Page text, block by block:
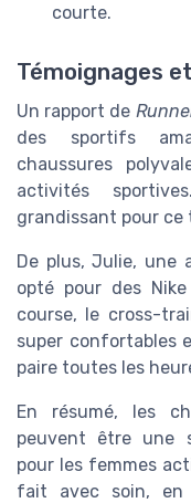
courte.
Témoignages
Un rapport de
des sportifs
chaussures
activités
grandissant pour ce
De plus, Julie, une
opté pour des
course, le cross-
super confortables
paire toutes les
En résumé, les
peuvent être une
pour les femmes
fait avec soin, en